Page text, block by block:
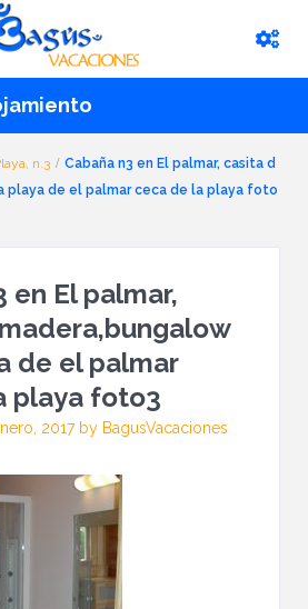
n.3
Cabaña n3 en El palmar, casita d
playa de el palmar ceca de la playa foto
en El palmar,
de el palmar
playa foto3
2017 by BagusVacaciones